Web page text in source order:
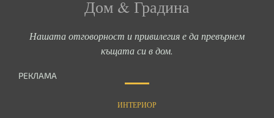
Дом & Градина
Нашата отговорност и привилегия е да превърнем
къщата си в дом.
РЕКЛАМА
ИНТЕРИОР